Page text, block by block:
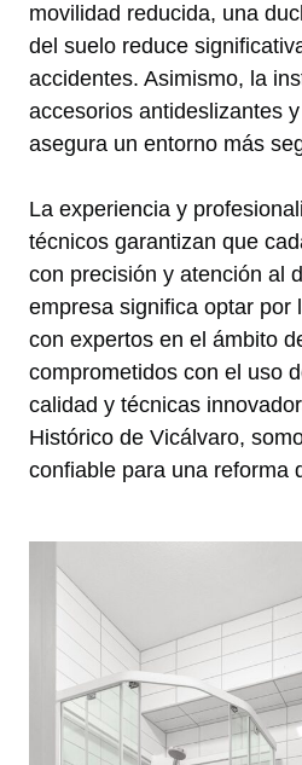
movilidad reducida, una
del suelo reduce
accidentes. Asimismo, la
accesorios antideslizantes
asegura un entorno más
La experiencia y
técnicos garantizan que
con precisión y atención al
empresa significa optar por
con expertos en el ámbito
comprometidos con el uso
calidad y técnicas
Histórico de Vicálvaro,
confiable para una reforma